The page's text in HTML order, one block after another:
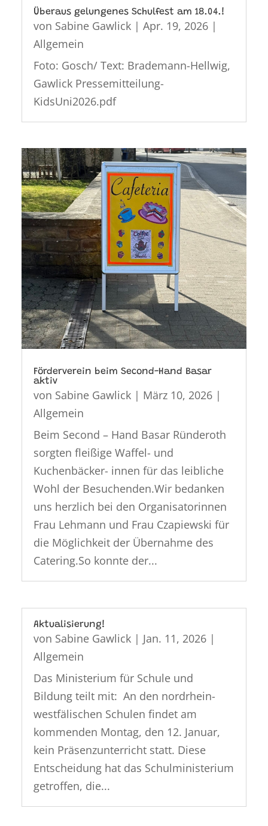
Überaus gelungenes Schulfest am 18.04.!
von Sabine Gawlick| Apr. 19, 2026|
Allgemein
Foto: Gosch/ Text: Brademann-Hellwig,
Gawlick Pressemitteilung-
KidsUni2026.pdf
Förderverein beim Second-Hand Basar
aktiv
von Sabine Gawlick| März 10, 2026|
Allgemein
Beim Second – Hand Basar Ründeroth
sorgten fleißige Waffel- und
Kuchenbäcker- innen für das leibliche
Wohl der Besuchenden.Wir bedanken
uns herzlich bei den Organisatorinnen
Frau Lehmann und Frau Czapiewski für
die Möglichkeit der Übernahme des
Catering.So konnte der...
Aktualisierung!
von Sabine Gawlick| Jan. 11, 2026|
Allgemein
Das Ministerium für Schule und
Bildung teilt mit: An den nordrhein-
westfälischen Schulen findet am
kommenden Montag, den 12. Januar,
kein Präsenzunterricht statt. Diese
Entscheidung hat das Schulministerium
getroffen, die...